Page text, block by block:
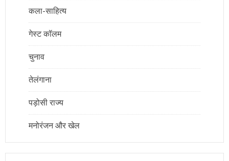
कला-साहित्य
गेस्ट कॉलम
चुनाव
तेलंगाना
पड़ोसी राज्य
मनोरंजन और खेल